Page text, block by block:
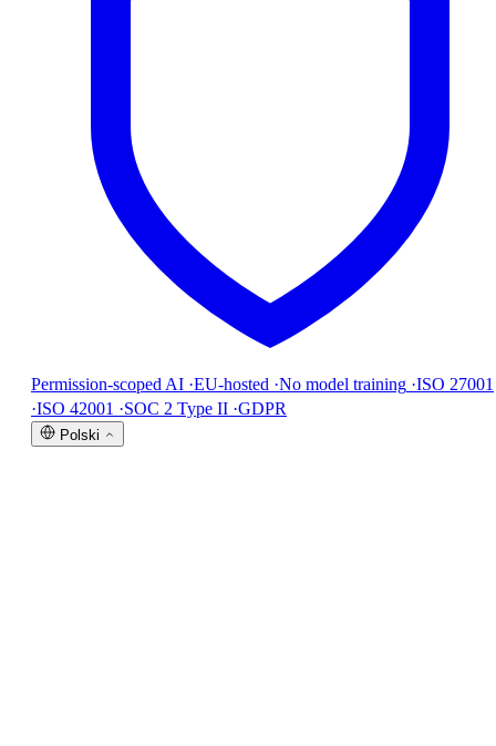
Permission-scoped AI ·EU-hosted ·No model training ·ISO 27001
·ISO 42001 ·SOC 2 Type II ·GDPR
Polski